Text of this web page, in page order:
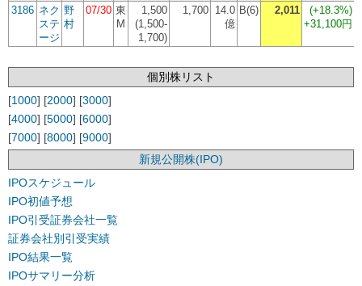
3186 ネク
ステ
ージ
野
村
07/30 東
M
1,500
(1,500-
1,700)
1,700 14.0
億
B(6) 2,011 (+18.3%)
+31,100円
個別株リスト
[1000] [2000] [3000]
[4000] [5000] [6000]
[7000] [8000] [9000]
新規公開株(IPO)
IPOスケジュール
IPO初値予想
IPO引受証券会社一覧
証券会社別引受実績
IPO結果一覧
IPOサマリー分析